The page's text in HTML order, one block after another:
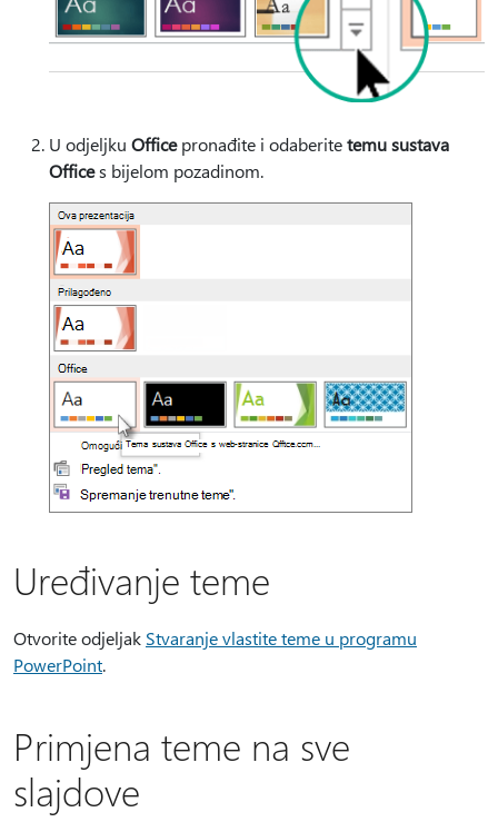
U odjeljku Officepronađite i odaberitetemu sustava
Offices bijelom pozadinom.
Uređivanje teme
Otvorite odjeljak Stvaranje vlastite teme u programu
PowerPoint.
Primjena teme na sve
slajdove